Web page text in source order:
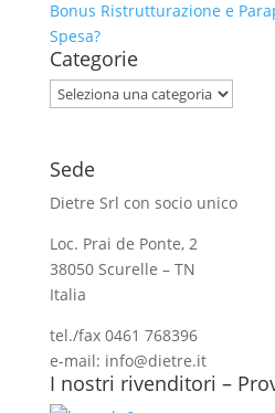
Bonus Ristrutturazione e
Spesa?
Categorie
Categorie
Sede
Dietre Srl con socio unico
Loc. Prai de Ponte, 2
38050 Scurelle – TN
Italia
tel./fax 0461 768396
e-mail: info@dietre.it
I nostri rivenditori –